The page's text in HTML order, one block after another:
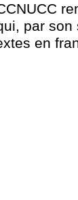
par
en